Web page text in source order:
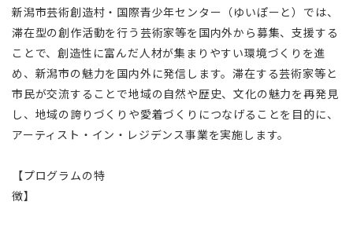
新潟市芸術創造村・国際青少年センター（ゆいぽーと）では、
滞在型の創作活動を行う芸術家等を国内外から募集、支援する
ことで、創造性に富んだ人材が集まりやすい環境づくりを進
め、新潟市の魅力を国内外に発信します。滞在する芸術家等と
市民が交流することで地域の自然や歴史、文化の魅力を再発見
し、地域の誇りづくりや愛着づくりにつなげることを目的に、
アーティスト・イン・レジデンス事業を実施します。
【プログラムの特
徴】